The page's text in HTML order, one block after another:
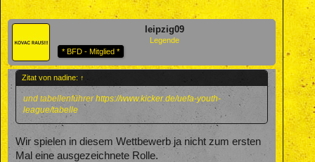
leipzig09
Legende
* BFD - Mitglied *
Zitat von nadine: ↑
und tabellenführerhttps://www.kicker.de/uefa-youth-
league/tabelle
Wir spielen in diesem Wettbewerb ja nicht zum ersten
Mal eine ausgezeichnete Rolle.